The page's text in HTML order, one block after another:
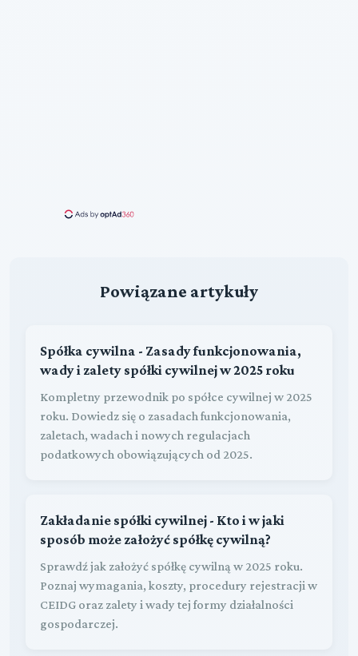
Powiązane artykuły
Spółka cywilna - Zasady funkcjonowania,
wady i zalety spółki cywilnej w 2025 roku
Kompletny przewodnik po spółce cywilnej w 2025
roku. Dowiedz się o zasadach funkcjonowania,
zaletach, wadach i nowych regulacjach
podatkowych obowiązujących od 2025.
Zakładanie spółki cywilnej - Kto i w jaki
sposób może założyć spółkę cywilną?
Sprawdź jak założyć spółkę cywilną w 2025 roku.
Poznaj wymagania, koszty, procedury rejestracji w
CEIDG oraz zalety i wady tej formy działalności
gospodarczej.